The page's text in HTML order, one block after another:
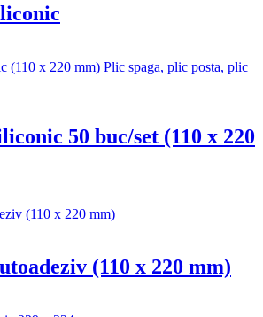
50 buc/set (110 x 220
(110 x 220 mm)